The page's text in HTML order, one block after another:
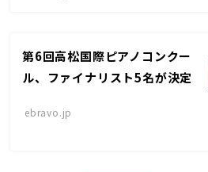
第6回高松国際ピアノコンクー
ル、ファイナリスト5名が決定
ebravo.jp